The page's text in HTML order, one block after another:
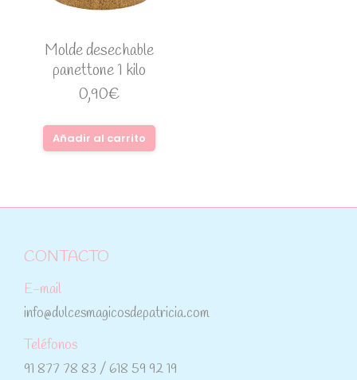
Molde desechable
panettone 1 kilo
0,90€
Añadir al carrito
CONTACTO
E-mail
info@dulcesmagicosdepatricia.com
Teléfonos
91 877 78 83 / 618 59 92 19